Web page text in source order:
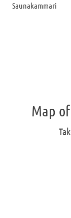
Saunakammari
Map